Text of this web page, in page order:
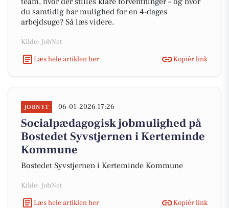
du samtidig har mulighed for en 4-dages
arbejdsuge? Så læs videre.
Kilde: JobNet
Læs hele artiklen her
Kopiér link
JOBNYT 06-01-2026 17:26
Socialpædagogisk jobmulighed på
Bostedet Syvstjernen i Kerteminde
Kommune
Bostedet Syvstjernen i Kerteminde Kommune
Kilde: JobNet
Læs hele artiklen her
Kopiér link